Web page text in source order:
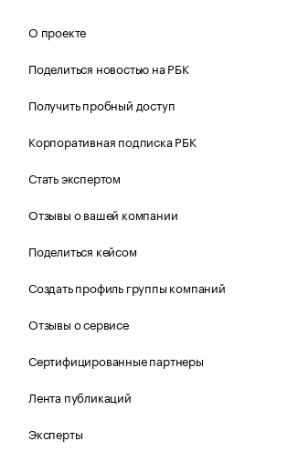
О проекте
Поделиться новостью на РБК
Получить пробный доступ
Корпоративная подписка РБК
Стать экспертом
Отзывы о вашей компании
Поделиться кейсом
Создать профиль группы компаний
Отзывы о сервисе
Сертифицированные партнеры
Лента публикаций
Эксперты